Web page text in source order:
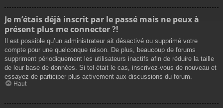
Je m’étais déjà inscrit par le passé mais ne peux à
présent plus me connecter ?!
Il est possible qu’un administrateur ait désactivé ou supprimé votre
compte pour une quelconque raison. De plus, beaucoup de forums
suppriment périodiquement les utilisateurs inactifs afin de réduire la taille
de leur base de données. Si tel était le cas, inscrivez-vous de nouveau et
essayez de participer plus activement aux discussions du forum.
Haut